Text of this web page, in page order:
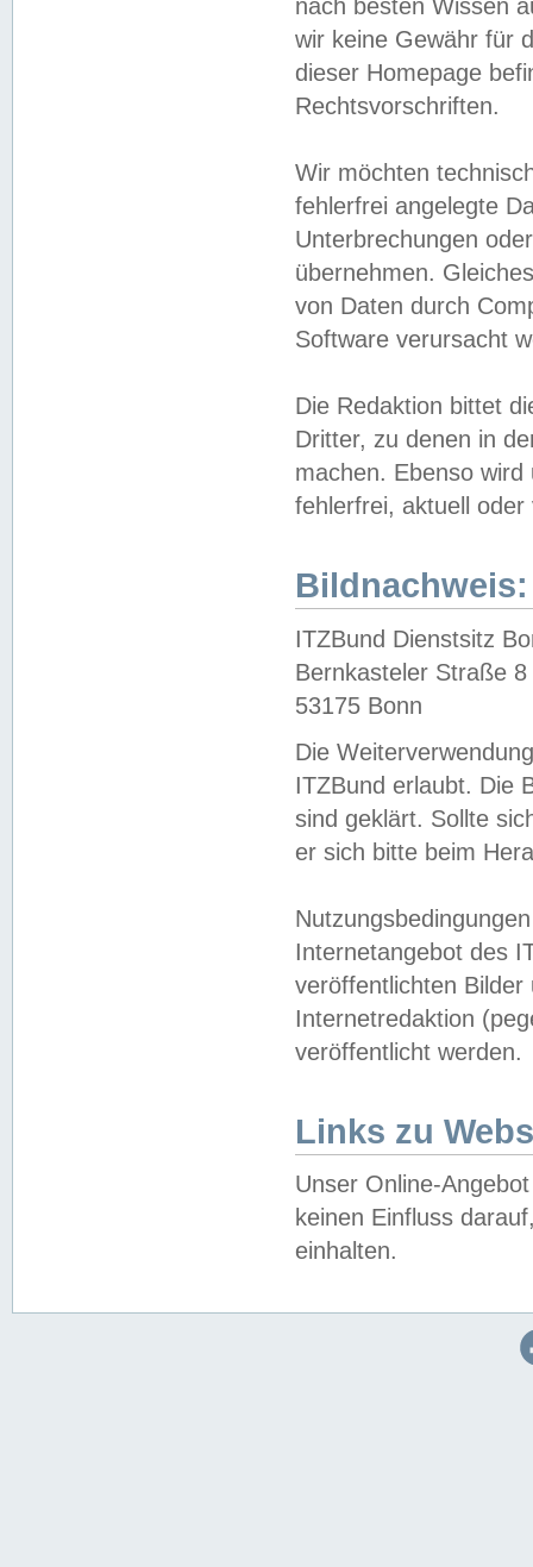
nach besten Wissen
wir keine Gewähr für
dieser Homepage
Rechtsvorschriften.
Wir möchten
fehlerfrei angelegte
Unterbrechungen
übernehmen.
von Daten durch
Software verursacht
Die Redaktion bittet
Dritter, zu denen in
machen. Ebenso
fehlerfrei, aktuell oder
Bildnachweis:
ITZBund Dienstsitz
Bernkasteler Straße 8
53175 Bonn
Die
ITZBund erlaubt. Die
sind geklärt. Sollte
er sich bitte beim
Internetangebot des
veröffentlichten
Internetredaktion
veröffentlicht werden.
Links zu
Unser Online-
keinen Einfluss
einhalten.